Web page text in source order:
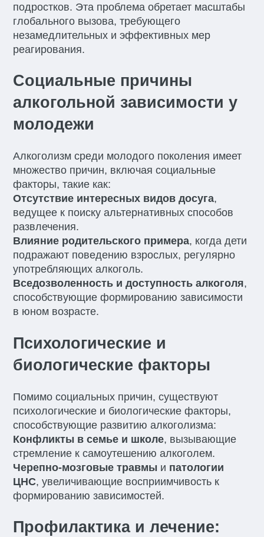
подростков. Эта проблема обретает масштабы
глобального вызова, требующего
незамедлительных и эффективных мер
реагирования.
Социальные причины
алкогольной зависимости у
молодежи
Алкоголизм среди молодого поколения имеет
множество причин, включая социальные
факторы, такие как:
Отсутствие интересных видов досуга,
ведущее к поиску альтернативных способов
развлечения.
Влияние родительского примера, когда дети
подражают поведению взрослых, регулярно
употребляющих алкоголь.
Вседозволенность и доступность алкоголя,
способствующие формированию зависимости
в юном возрасте.
Психологические и
биологические факторы
Помимо социальных причин, существуют
психологические и биологические факторы,
способствующие развитию алкоголизма:
Конфликты в семье и школе, вызывающие
стремление к самоутешению алкоголем.
Черепно-мозговые травмы и патологии
ЦНС, увеличивающие восприимчивость к
формированию зависимостей.
Профилактика и лечение: